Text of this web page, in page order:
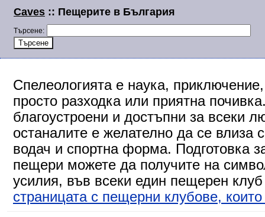
Caves :: Пещерите в България
Търсене:
Спелеологията е наука,
просто разходка или приятна
благоустроени и достъпни за всеки
останалите е желателно да се влиза
водач и спортна форма. Подготовка
пещери можете да получите на
усилия, във всеки един пещерен
страницата с пещерни клубове,